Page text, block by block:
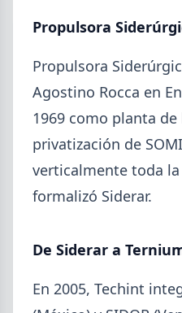
Informe ADIMRA
Propulsora
Propulsora
Agostino Rocca en
1969 como planta
privatización de
verticalmente toda la
formalizó Siderar.
De Siderar a
En 2005, Techint